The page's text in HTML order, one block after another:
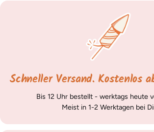
Schneller Versand. Kostenlos
Bis 12 Uhr bestellt - werktags heute
Meist in 1-2 Werktagen bei